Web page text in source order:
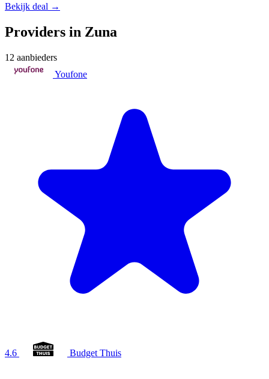
Bekijk deal →
Providers in Zuna
12 aanbieders
Youfone
4.6 Budget Thuis